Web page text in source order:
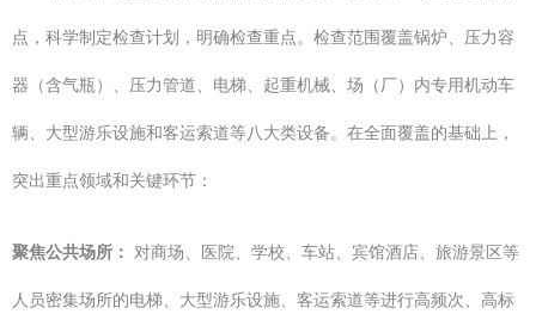
点，科学制定检查计划，明确检查重点。检查范围覆盖锅炉、压力容
器（含气瓶）、压力管道、电梯、起重机械、场（厂）内专用机动车
辆、大型游乐设施和客运索道等八大类设备。在全面覆盖的基础上，
突出重点领域和关键环节：
聚焦公共场所： 对商场、医院、学校、车站、宾馆酒店、旅游景区等
人员密集场所的电梯、大型游乐设施、客运索道等进行高频次、高标